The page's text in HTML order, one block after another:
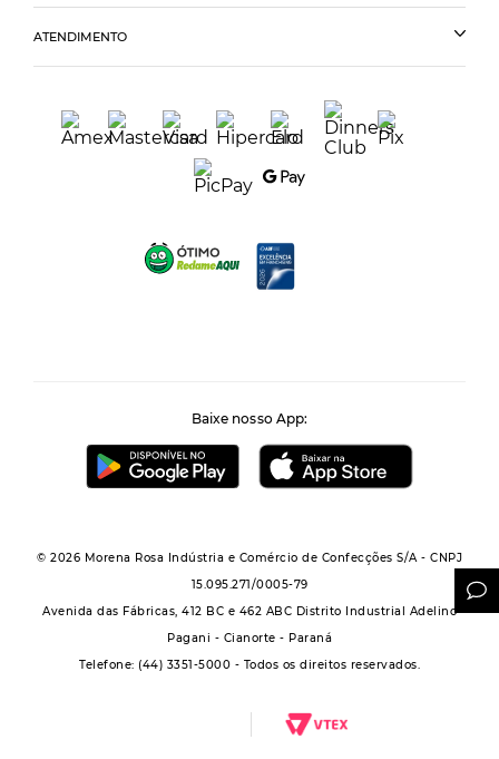
ATENDIMENTO
Baixe nosso App:
© 2026 Morena Rosa Indústria e Comércio de Confecções S/A - CNPJ
15.095.271/0005-79
Avenida das Fábricas, 412 BC e 462 ABC Distrito Industrial Adelino
Pagani - Cianorte - Paraná
Telefone: (44) 3351-5000 - Todos os direitos reservados.